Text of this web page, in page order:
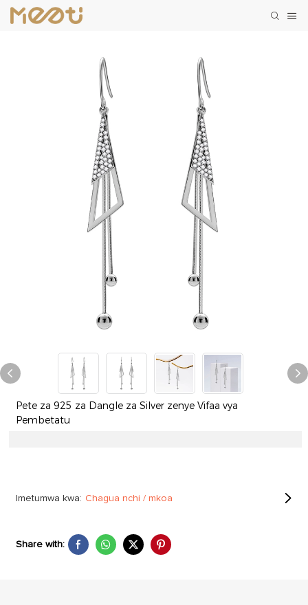
Pete za 925 za Dangle za Silver zenye Vifaa vya
Pembetatu
Imetumwa kwa: Chagua nchi / mkoa
Share with: